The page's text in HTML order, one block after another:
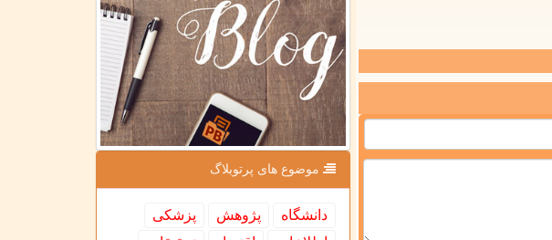
موضوع های پرتوبلاگ
دانشگاه پژوهش
پزشكی